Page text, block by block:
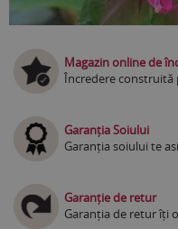
Magazin online de
Încredere construită
Garanția Soiului
Garanția soiului te
Garanție de retur
Garanția de retur îți